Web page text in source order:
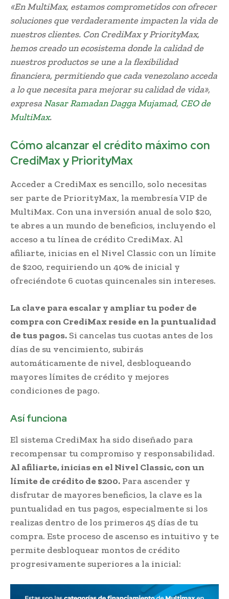
«En MultiMax, estamos comprometidos con ofrecer
soluciones que verdaderamente impacten la vida de
nuestros clientes. Con CrediMax y PriorityMax,
hemos creado un ecosistema donde la calidad de
nuestros productos se une a la flexibilidad
financiera, permitiendo que cada venezolano acceda
a lo que necesita para mejorar su calidad de vida»,
expresa Nasar Ramadan Dagga Mujamad, CEO de
MultiMax.
Cómo alcanzar el crédito máximo con
CrediMax y PriorityMax
Acceder a CrediMax es sencillo, solo necesitas
ser parte de PriorityMax, la membresía VIP de
MultiMax. Con una inversión anual de solo $20,
te abres a un mundo de beneficios, incluyendo el
acceso a tu línea de crédito CrediMax. Al
afiliarte, inicias en el Nivel Classic con un límite
de $200, requiriendo un 40% de inicial y
ofreciéndote 6 cuotas quincenales sin intereses.
La clave para escalar y ampliar tu poder de
compra con CrediMax reside en la puntualidad
de tus pagos. Si cancelas tus cuotas antes de los
días de su vencimiento, subirás
automáticamente de nivel, desbloqueando
mayores límites de crédito y mejores
condiciones de pago.
Así funciona
El sistema CrediMax ha sido diseñado para
recompensar tu compromiso y responsabilidad.
Al afiliarte, inicias en el Nivel Classic, con un
límite de crédito de $200. Para ascender y
disfrutar de mayores beneficios, la clave es la
puntualidad en tus pagos, especialmente si los
realizas dentro de los primeros 45 días de tu
compra. Este proceso de ascenso es intuitivo y te
permite desbloquear montos de crédito
progresivamente superiores a la inicial: